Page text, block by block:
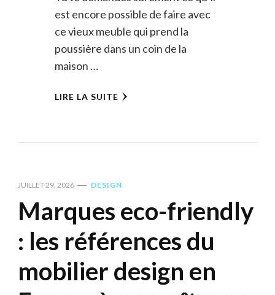
est encore possible de faire avec
ce vieux meuble qui prend la
poussière dans un coin de la
maison …
LIRE LA SUITE
JUILLET 29, 2026 DESIGN
Marques eco-friendly
: les références du
mobilier design en